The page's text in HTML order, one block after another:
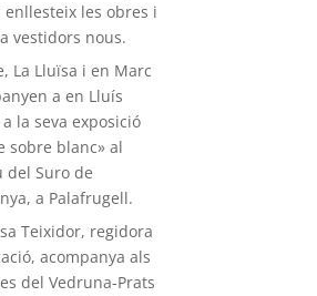
enllesteix les obres i
vestidors nous.
La Lluïsa i en Marc
a en Lluís
la seva exposició
sobre blanc» al
del Suro de
a Palafrugell.
Teixidor, regidora
acompanya als
del Vedruna-Prats